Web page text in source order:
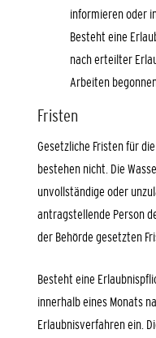
informieren oder
Besteht eine
nach erteilter
Arbeiten
Fristen
Gesetzliche Fristen für
bestehen nicht. Die
unvollständige oder
antragstellende Person
der Behörde gesetzten
Besteht eine
innerhalb eines Monats
Erlaubnisverfahren ein.